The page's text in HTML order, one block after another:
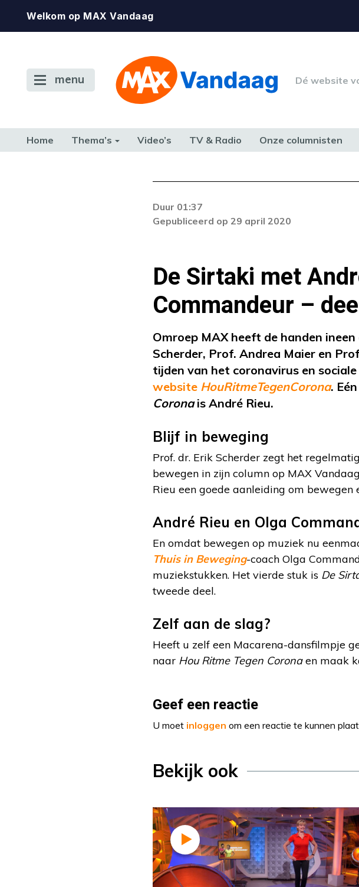
Welkom op MAX Vandaag
menu Dé website
Home Thema’s Video’s TV & Radio Onze columnisten
Duur 01:37
Gepubliceerd op 29 april 2020
De Sirtaki met
Commandeur –
Omroep MAX heeft de handen
Scherder, Prof. Andrea Maier en
tijden van het coronavirus en
website HouRitmeTegenCorona.
Coronais André Rieu.
Blijf in beweging
Prof. dr. Erik Scherder zegt het
bewegen in zijn column op MAX
Rieu een goede aanleiding om bewegen
André Rieu en Olga
En omdat bewegen op muziek nu
Thuis in Beweging-coach Olga
muziekstukken. Het vierde stuk is De
tweede deel.
Zelf aan de slag?
Heeft u zelf een Macarena-dansfilmpje
naar Hou Ritme Tegen Coronaen maak
Geef een reactie
U moet inloggen om een reactie te kunnen
Bekijk ook